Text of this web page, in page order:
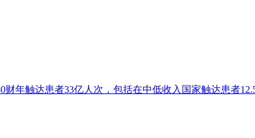
年触达患者33亿人次，包括在中低收入国家触达患者